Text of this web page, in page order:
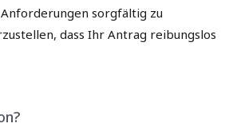
sorgfältig zu
dass Ihr Antrag reibungslos